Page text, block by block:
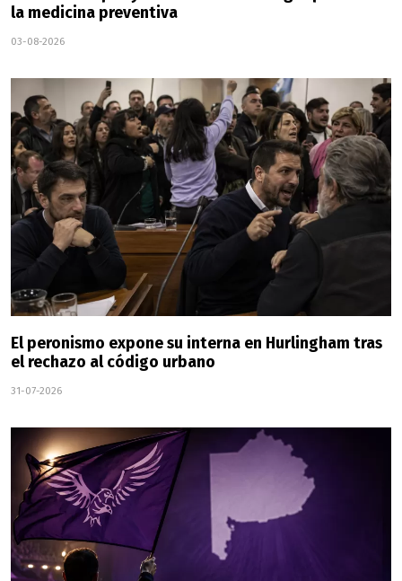
la medicina preventiva
03-08-2026
El peronismo expone su interna en Hurlingham tras
el rechazo al código urbano
31-07-2026